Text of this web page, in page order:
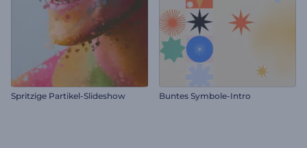
Spritzige Partikel-Slideshow Buntes Symbole-Intro